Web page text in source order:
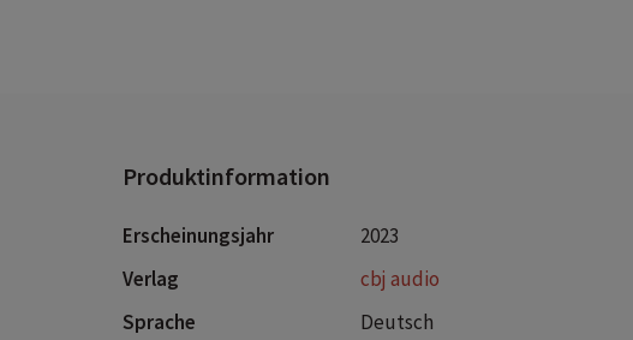
Produktinformation
Erscheinungsjahr
2023
Verlag
cbj audio
Sprache
Deutsch